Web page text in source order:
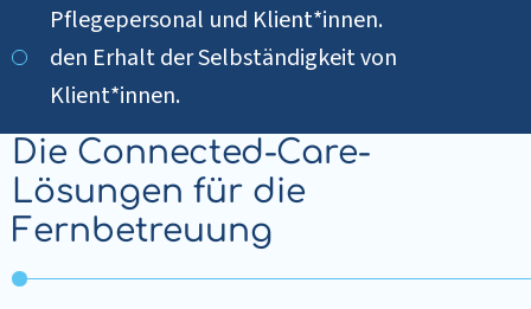
Pflegepersonal und Klient*innen.
den Erhalt der Selbständigkeit von
Klient*innen.
Die Connected-Care-
Lösungen für die
Fernbetreuung